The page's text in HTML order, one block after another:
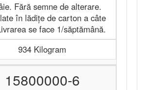
Fără semne de alterare.
în lădițe de carton a câte
se face 1/săptămână.
934 Kilogram
15800000-6